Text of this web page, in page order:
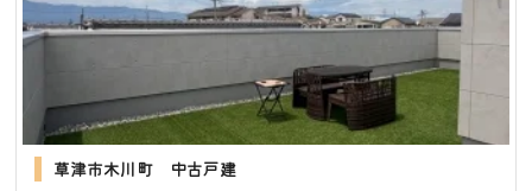
草津市木川町 中古戸建